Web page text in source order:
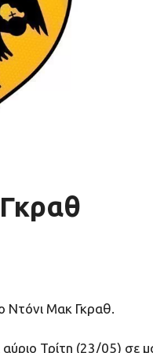
Ντόνι Μακ Γκραθ.
Τρίτη (23/05) σε